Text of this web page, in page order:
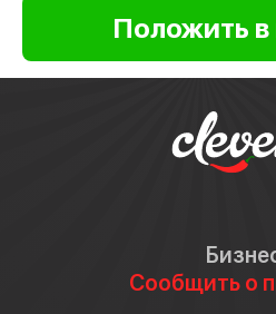
Сообщить о